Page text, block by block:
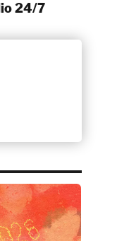
24/7